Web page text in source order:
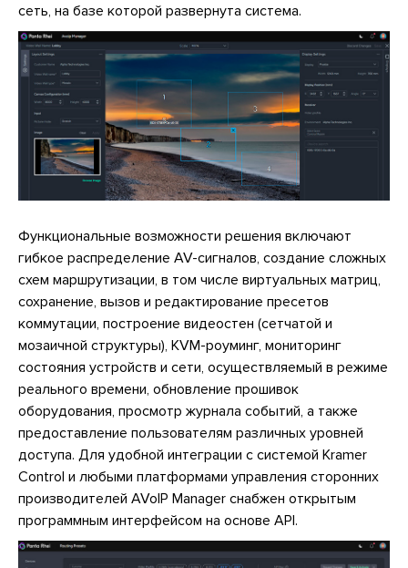
сеть, на базе которой развернута система.
Функциональные возможности решения включают
гибкое распределение AV-сигналов, создание сложных
схем маршрутизации, в том числе виртуальных матриц,
сохранение, вызов и редактирование пресетов
коммутации, построение видеостен (сетчатой и
мозаичной структуры), KVM-роуминг, мониторинг
состояния устройств и сети, осуществляемый в режиме
реального времени, обновление прошивок
оборудования, просмотр журнала событий, а также
предоставление пользователям различных уровней
доступа. Для удобной интеграции с системой Kramer
Control и любыми платформами управления сторонних
производителей AVoIP Manager снабжен открытым
программным интерфейсом на основе API.